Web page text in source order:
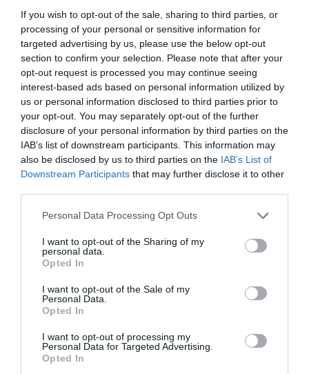
If you wish to opt-out of the sale, sharing to third parties, or
processing of your personal or sensitive information for
targeted advertising by us, please use the below opt-out
section to confirm your selection. Please note that after your
opt-out request is processed you may continue seeing
interest-based ads based on personal information utilized by
us or personal information disclosed to third parties prior to
your opt-out. You may separately opt-out of the further
disclosure of your personal information by third parties on the
IAB’s list of downstream participants. This information may
also be disclosed by us to third parties on the IAB’s List of
Downstream Participants that may further disclose it to other
Personal Data Processing Opt Outs
I want to opt-out of the Sharing of my
personal data.
Opted In
I want to opt-out of the Sale of my
Personal Data.
Opted In
I want to opt-out of processing my
Personal Data for Targeted Advertising.
Opted In
[PAHC48 ]
Ver producto
[PAHC49 ]
Ver producto
-15%
Pantalón Corto Patchwork
con Estampado Étnico
★★★★★
★★★★★
15, 29
Ver producto
-35%
18, 99